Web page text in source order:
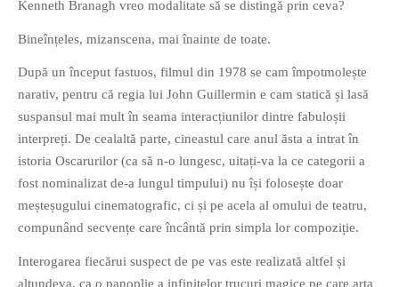
Kenneth Branagh vreo modalitate să se distingă prin ceva?
Bineînțeles, mizanscena, mai înainte de toate.
După un început fastuos, filmul din 1978 se cam împotmolește
narativ, pentru că regia lui John Guillermin e cam statică și lasă
suspansul mai mult în seama interacțiunilor dintre fabuloșii
interpreți. De cealaltă parte, cineastul care anul ăsta a intrat în
istoria Oscarurilor (ca să n-o lungesc, uitați-va la ce categorii a
fost nominalizat de-a lungul timpului) nu își folosește doar
meșteșugului cinematografic, ci și pe acela al omului de teatru,
compunând secvențe care încântă prin simpla lor compoziție.
Interogarea fiecărui suspect de pe vas este realizată altfel și
altundeva, ca o panoplie a infinitelor trucuri magice pe care arta